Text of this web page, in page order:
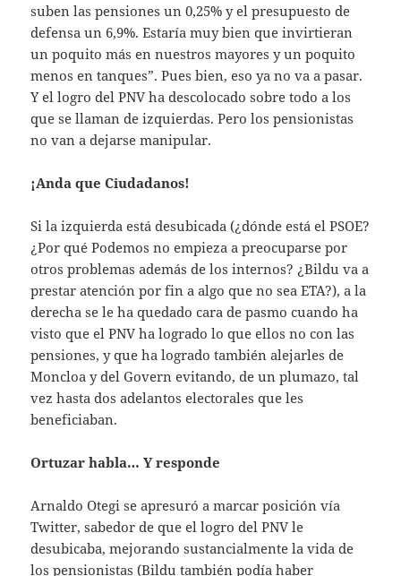
suben las pensiones un 0,25% y el presupuesto de
defensa un 6,9%. Estaría muy bien que invirtieran
un poquito más en nuestros mayores y un poquito
menos en tanques”. Pues bien, eso ya no va a pasar.
Y el logro del PNV ha descolocado sobre todo a los
que se llaman de izquierdas. Pero los pensionistas
no van a dejarse manipular.
¡Anda que Ciudadanos!
Si la izquierda está desubicada (¿dónde está el PSOE?
¿Por qué Podemos no empieza a preocuparse por
otros problemas además de los internos? ¿Bildu va a
prestar atención por fin a algo que no sea ETA?), a la
derecha se le ha quedado cara de pasmo cuando ha
visto que el PNV ha logrado lo que ellos no con las
pensiones, y que ha logrado también alejarles de
Moncloa y del Govern evitando, de un plumazo, tal
vez hasta dos adelantos electorales que les
beneficiaban.
Ortuzar habla… Y responde
Arnaldo Otegi se apresuró a marcar posición vía
Twitter, sabedor de que el logro del PNV le
desubicaba, mejorando sustancialmente la vida de
los pensionistas (Bildu también podía haber